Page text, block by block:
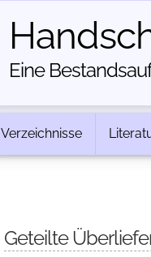
Eine
Verzeichnisse
Geteilte